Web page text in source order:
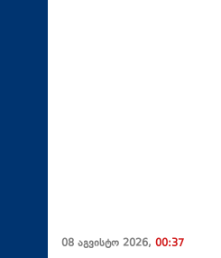
08 აგვისტო 2026, 00:37